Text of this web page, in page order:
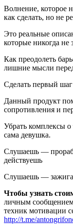
Волнение, которое
как сделать, но не
Это реальные
которые никогда не
Как преодолеть
лишние мысли
Сделать первый
Данный продукт
сопротивления и
Убрать комплексы
сама девушка.
Слушаешь —
действуешь
Слушаешь —
Чтобы узнать
личным
техник мотивации
http://t.me/